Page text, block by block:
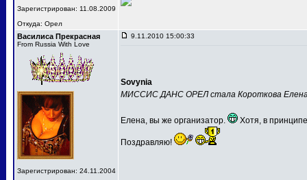
Зарегистрирован: 11.08.2009
Откуда: Орел
Василиса Прекрасная
From Russia With Love
Зарегистрирован: 24.11.2004
9.11.2010 15:00:33
Sovynia
МИССИС ДАНС ОРЕЛ стала Короткова
Елена, вы же организатор. Хотя, в
Поздравляю!